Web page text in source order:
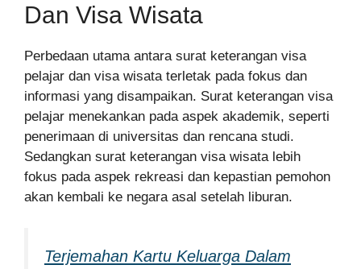
Dan Visa Wisata
Perbedaan utama antara surat keterangan visa
pelajar dan visa wisata terletak pada fokus dan
informasi yang disampaikan. Surat keterangan visa
pelajar menekankan pada aspek akademik, seperti
penerimaan di universitas dan rencana studi.
Sedangkan surat keterangan visa wisata lebih
fokus pada aspek rekreasi dan kepastian pemohon
akan kembali ke negara asal setelah liburan.
Terjemahan Kartu Keluarga Dalam